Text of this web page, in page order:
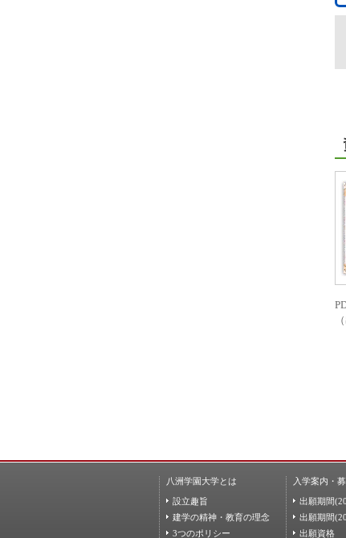
八洲学園大学とは
設立趣旨
建学の精神・教育の理念
3つのポリシー
入学案内・
出願期間
出願期間
出願資格